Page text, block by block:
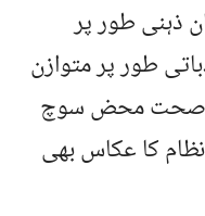
ذہنی طور پر
طور پر متوازن
صحت محض سوچ
نظام کا عکاس بھی